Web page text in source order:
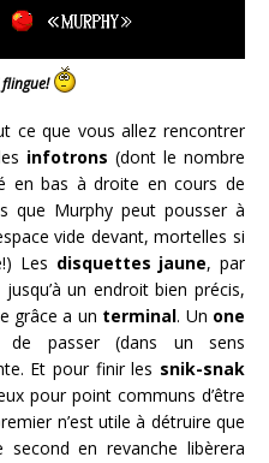
flingue!
ce que vous allez rencontrer
infotrons(dont le nombre
en bas à droite en cours de
que Murphy peut pousser à
vide devant, mortelles si
Les disquettes jaune, par
un endroit bien précis,
grâce a un terminal. Un one
passer (dans un sens
Et pour finir les snik-snak
pour point communs d’être
n’est utile à détruire que
en revanche libèrera